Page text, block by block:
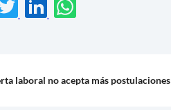
laboral no acepta más postulaciones